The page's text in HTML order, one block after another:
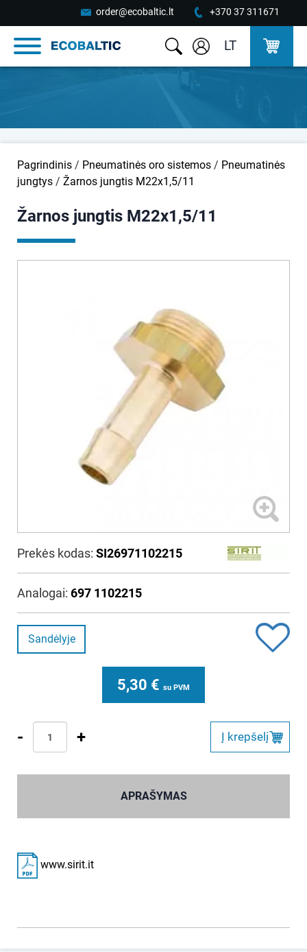
order@ecobaltic.lt +370 37 311671
LT
Pagrindinis / Pneumatinės oro sistemos / Pneumatinės
jungtys / Žarnos jungtis M22x1,5/11
Žarnos jungtis M22x1,5/11
Prekės kodas: SI26971102215
Analogai: 697 1102215
Sandėlyje
5,30 € su PVM
- + Į krepšelį
APRAŠYMAS
www.sirit.it